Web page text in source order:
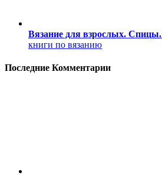
Вязание для взрослых.
книги по вязанию
Последние Комментарии